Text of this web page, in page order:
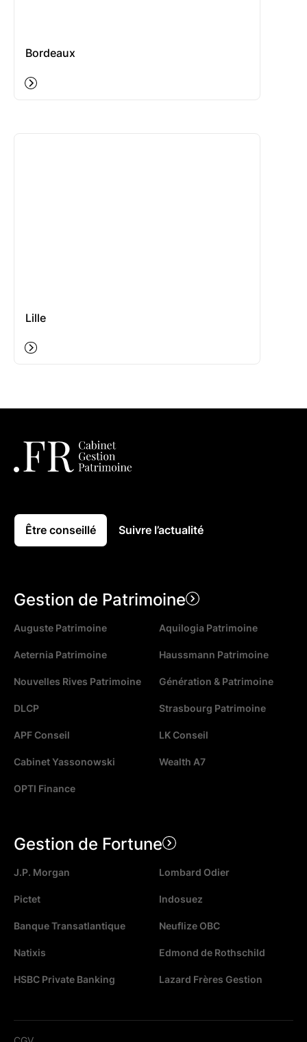
Bordeaux
Lille
Être conseillé Suivre l’actualité
Gestion de Patrimoine
Auguste Patrimoine Aquilogia Patrimoine
Aeternia Patrimoine Haussmann Patrimoine
Nouvelles Rives Patrimoine Génération & Patrimoine
DLCP Strasbourg Patrimoine
APF Conseil LK Conseil
Cabinet Yassonowski Wealth A7
OPTI Finance
Gestion de Fortune
J.P. Morgan Lombard Odier
Pictet Indosuez
Banque Transatlantique Neuflize OBC
Natixis Edmond de Rothschild
HSBC Private Banking Lazard Frères Gestion